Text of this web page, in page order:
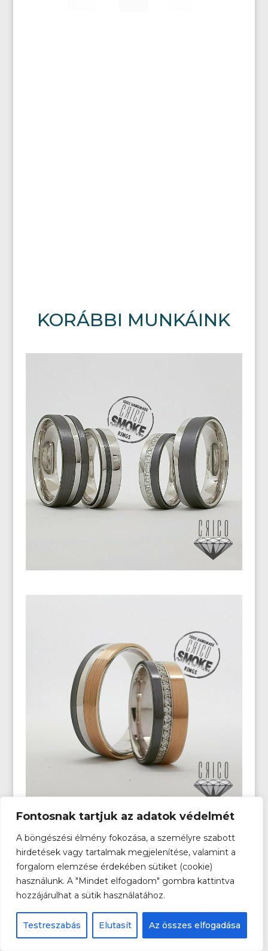
Fontosnak tartjuk az adatok védelmét
A böngészési élmény fokozása, a személyre szabott
hirdetések vagy tartalmak megjelenítése, valamint a
forgalom elemzése érdekében sütiket (cookie)
használunk. A "Mindet elfogadom" gombra kattintva
hozzájárulhat a sütik használatához.
Testreszabás Elutasít Az összes elfogadása